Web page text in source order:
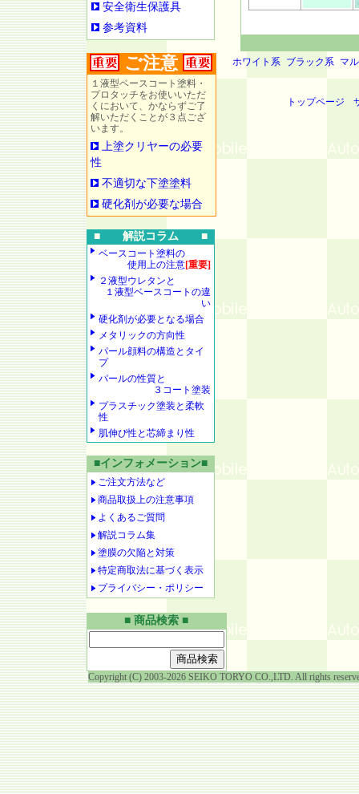
安全衛生保護具
参考資料
ご注意
１液型ベースコート塗料・
プロタッチをお使いいただ
くにおいて、かならずご了
解いただくことが３点ござ
います。
上塗クリヤーの必要
性
不適切な下塗塗料
硬化剤が必要な場合
■ 解説コラム ■
ベースコート塗料の
使用上の注意[重要]
２液型ウレタンと
１液型ベースコートの違
い
硬化剤が必要となる場合
メタリックの方向性
パール顔料の構造とタイ
プ
パールの性質と
３コート塗装
プラスチック塗装と柔軟
性
肌伸び性と芯締まり性
■インフォメーション■
ご注文方法など
商品取扱上の注意事項
よくあるご質問
解説コラム集
塗膜の欠陥と対策
特定商取法に基づく表示
プライバシー・ポリシー
ホワイト系 ブラック系 マ
トップページ
■ 商品検索 ■
Copyright (C) 2003-2026 SEIKO TORYO CO.,LTD. All rights